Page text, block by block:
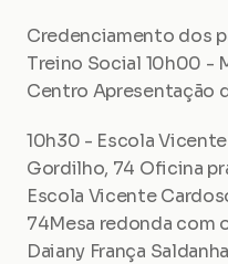
Credenciamento dos
Treino Social 10h00 -
Centro Apresentação
10h30 - Escola
Gordilho, 74 Oficina
Escola Vicente
74Mesa redonda com
Daiany França